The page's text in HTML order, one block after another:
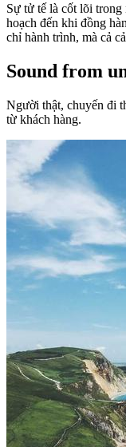
Sự tử tế là cốt lõi
hoạch đến khi đồng
chỉ hành trình, mà cả
Sound from
Người thật, chuyến đi
từ khách hàng.